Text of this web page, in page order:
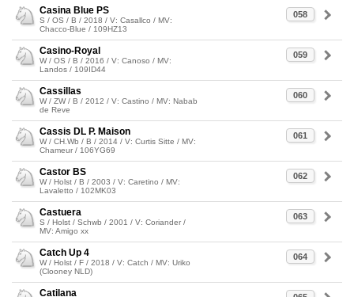
058
Casina Blue PS
S / OS / B / 2018 / V: Casallco / MV:
Chacco-Blue / 109HZ13
059
Casino-Royal
W / OS / B / 2016 / V: Canoso / MV:
Landos / 109ID44
060
Cassillas
W / ZW / B / 2012 / V: Castino / MV: Nabab
de Reve
061
Cassis DL P. Maison
W / CH.Wb / B / 2014 / V: Curtis Sitte / MV:
Chameur / 106YG69
062
Castor BS
W / Holst / B / 2003 / V: Caretino / MV:
Lavaletto / 102MK03
063
Castuera
S / Holst / Schwb / 2001 / V: Coriander /
MV: Amigo xx
064
Catch Up 4
W / Holst / F / 2018 / V: Catch / MV: Uriko
(Clooney NLD)
Catilana